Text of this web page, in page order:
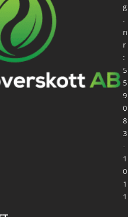
g
.
n
r
:
5
5
9
0
8
3
-
1
0
1
1